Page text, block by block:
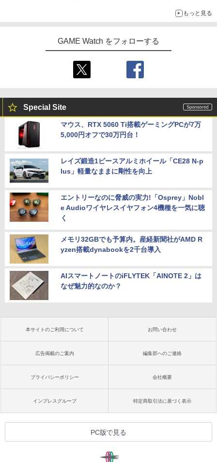
もっと見る
GAME Watch をフォローする
Special Site
マウス、RTX 5060 Ti搭載ゲーミングPCが7万
5,000円オフで30万円台！
レイズ鍛造1ピースアルミホイール「CE28 N-p
lus」軽量なままに剛性を向上
エントリーなのに脅威の実力!「Osprey」Nobl
e Audioワイヤレスイヤフォン4機種を一気に聴
く
メモリ32GBでも予算内。産経新聞社がAMD R
yzen搭載dynabookを2千台導入
AIスマートノートのiFLYTEK「AINOTE 2」は
なぜ魅力的なのか？
本サイトのご利用について お問い合わせ
広告掲載のご案内 編集部へのご連絡
プライバシーポリシー 会社概要
インプレスグループ 特定商取引法に基づく表示
PC版で見る